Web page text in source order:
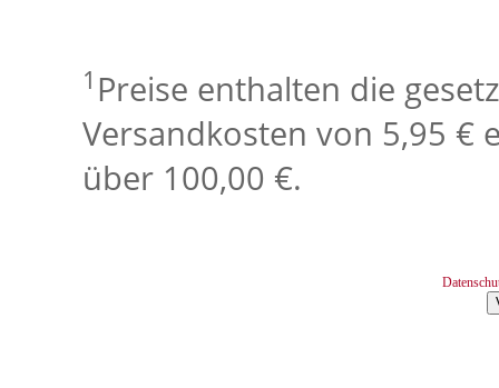
1 Preise enthalten die
Versandkosten von 5,95 €
über 100,00 €.